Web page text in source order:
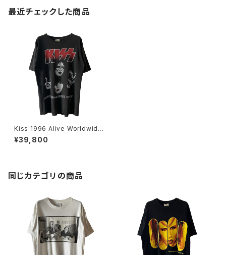
最近チェックした商品
Kiss 1996 Alive Worldwide
Tour Band Tee
¥39,800
同じカテゴリの商品